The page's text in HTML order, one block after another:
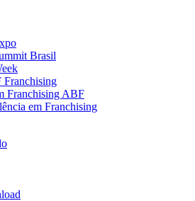
Brasil
Franchising
Franchising ABF
em Franchising